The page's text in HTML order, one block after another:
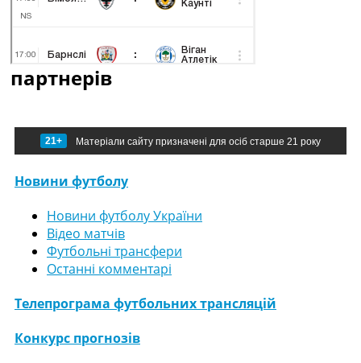
партнерів
21+ Матеріали сайту призначені для осіб старше 21 року
Новини футболу
Новини футболу України
Відео матчів
Футбольні трансфери
Останні комментарі
Телепрограма футбольних трансляцій
Конкурс прогнозів